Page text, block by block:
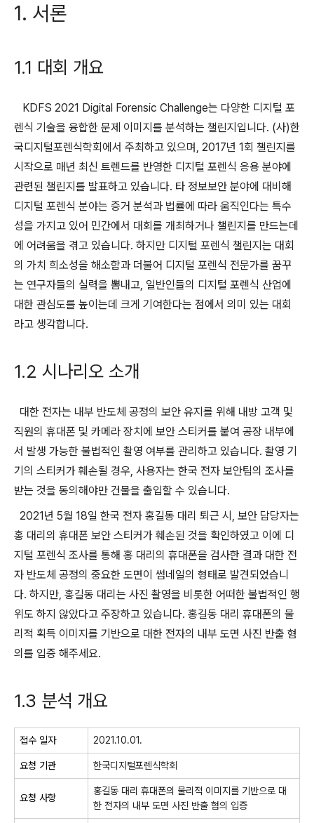
1. 서론
1.1 대회 개요
KDFS 2021 Digital Forensic Challenge는 다양한 디지털 포
렌식 기술을 융합한 문제 이미지를 분석하는 챌린지입니다. (사)한
국디지털포렌식학회에서 주최하고 있으며, 2017년 1회 챌린지를
시작으로 매년 최신 트렌드를 반영한 디지털 포렌식 응용 분야에
관련된 챌린지를 발표하고 있습니다. 타 정보보안 분야에 대비해
디지털 포렌식 분야는 증거 분석과 법률에 따라 움직인다는 특수
성을 가지고 있어 민간에서 대회를 개최하거나 챌린지를 만드는데
에 어려움을 겪고 있습니다. 하지만 디지털 포렌식 챌린지는 대회
의 가치 희소성을 해소함과 더불어 디지털 포렌식 전문가를 꿈꾸
는 연구자들의 실력을 뽐내고, 일반인들의 디지털 포렌식 산업에
대한 관심도를 높이는데 크게 기여한다는 점에서 의미 있는 대회
라고 생각합니다.
1.2 시나리오 소개
대한 전자는 내부 반도체 공정의 보안 유지를 위해 내방 고객 및
직원의 휴대폰 및 카메라 장치에 보안 스티커를 붙여 공장 내부에
서 발생 가능한 불법적인 촬영 여부를 관리하고 있습니다. 촬영 기
기의 스티커가 훼손될 경우, 사용자는 한국 전자 보안팀의 조사를
받는 것을 동의해야만 건물을 출입할 수 있습니다.
2021년 5월 18일 한국 전자 홍길동 대리 퇴근 시, 보안 담당자는
홍 대리의 휴대폰 보안 스티커가 훼손된 것을 확인하였고 이에 디
지털 포렌식 조사를 통해 홍 대리의 휴대폰을 검사한 결과 대한 전
자 반도체 공정의 중요한 도면이 썸네일의 형태로 발견되었습니
다. 하지만, 홍길동 대리는 사진 촬영을 비롯한 어떠한 불법적인 행
위도 하지 않았다고 주장하고 있습니다. 홍길동 대리 휴대폰의 물
리적 획득 이미지를 기반으로 대한 전자의 내부 도면 사진 반출 혐
의를 입증 해주세요.
1.3 분석 개요
접수 일자 2021.10.01.
요청 기관 한국디지털포렌식학회
요청 사항
홍길동 대리 휴대폰의 물리적 이미지를 기반으로 대
한 전자의 내부 도면 사진 반출 혐의 입증